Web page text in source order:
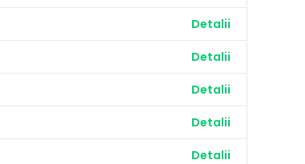
Detalii
Detalii
Detalii
Detalii
Detalii